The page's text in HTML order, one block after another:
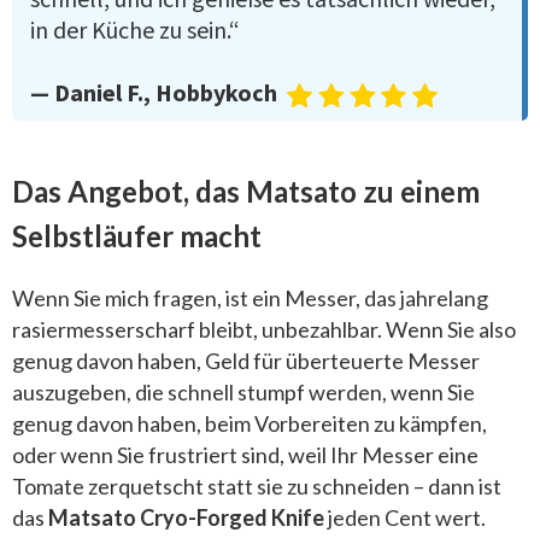
in der Küche zu sein.“
— Daniel F., Hobbykoch
Das Angebot, das Matsato zu einem
Selbstläufer macht
Wenn Sie mich fragen, ist ein Messer, das jahrelang
rasiermesserscharf bleibt, unbezahlbar. Wenn Sie also
genug davon haben, Geld für überteuerte Messer
auszugeben, die schnell stumpf werden, wenn Sie
genug davon haben, beim Vorbereiten zu kämpfen,
oder wenn Sie frustriert sind, weil Ihr Messer eine
Tomate zerquetscht statt sie zu schneiden – dann ist
das Matsato Cryo-Forged Knifejeden Cent wert.